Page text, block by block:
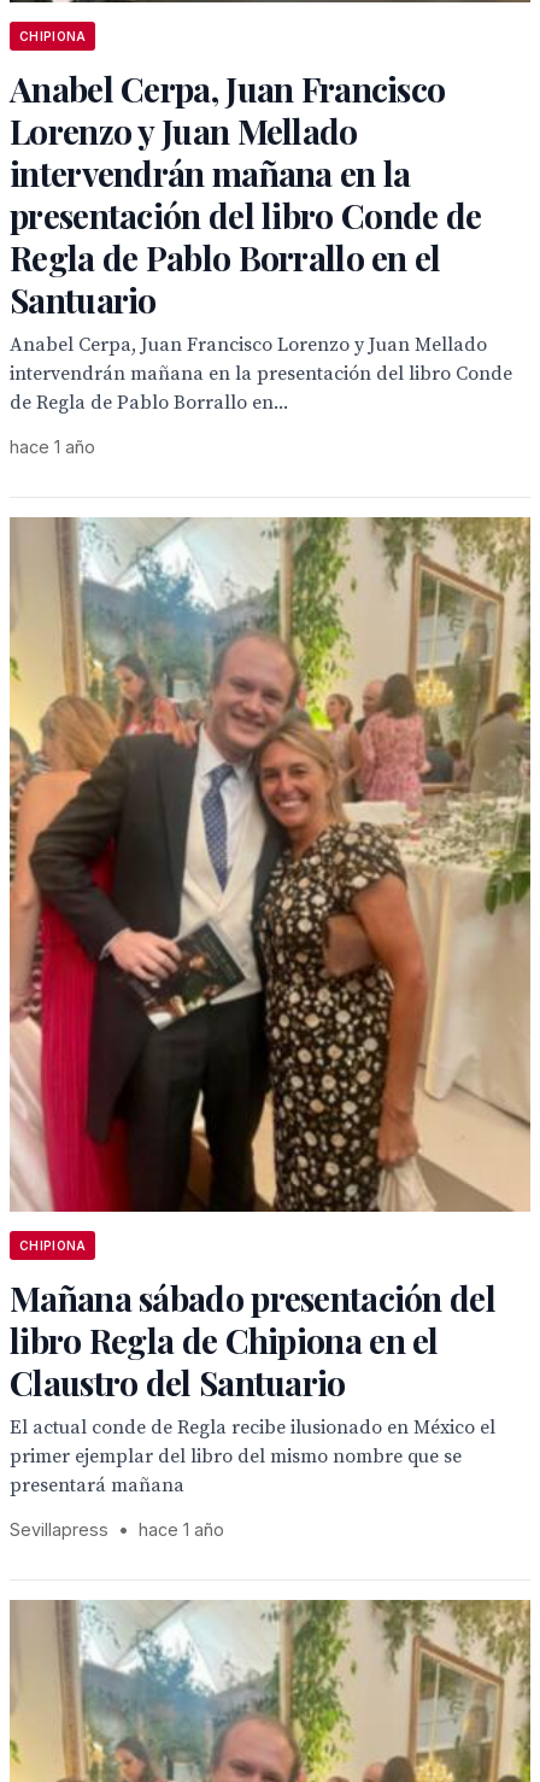
CHIPIONA
Anabel Cerpa, Juan Francisco
Lorenzo y Juan Mellado
intervendrán mañana en la
presentación del libro Conde de
Regla de Pablo Borrallo en el
Santuario
Anabel Cerpa, Juan Francisco Lorenzo y Juan Mellado
intervendrán mañana en la presentación del libro Conde
de Regla de Pablo Borrallo en...
hace 1 año
CHIPIONA
Mañana sábado presentación del
libro Regla de Chipiona en el
Claustro del Santuario
El actual conde de Regla recibe ilusionado en México el
primer ejemplar del libro del mismo nombre que se
presentará mañana
Sevillapress • hace 1 año